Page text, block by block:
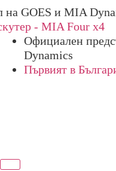
и MIA Dynamics
- MIA Four x4
Официален
Dynamics
Първият в